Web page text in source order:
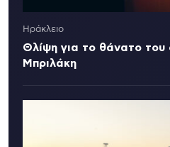
Ηράκλειο
Θλίψη για το θάνατο του
Μπριλάκη